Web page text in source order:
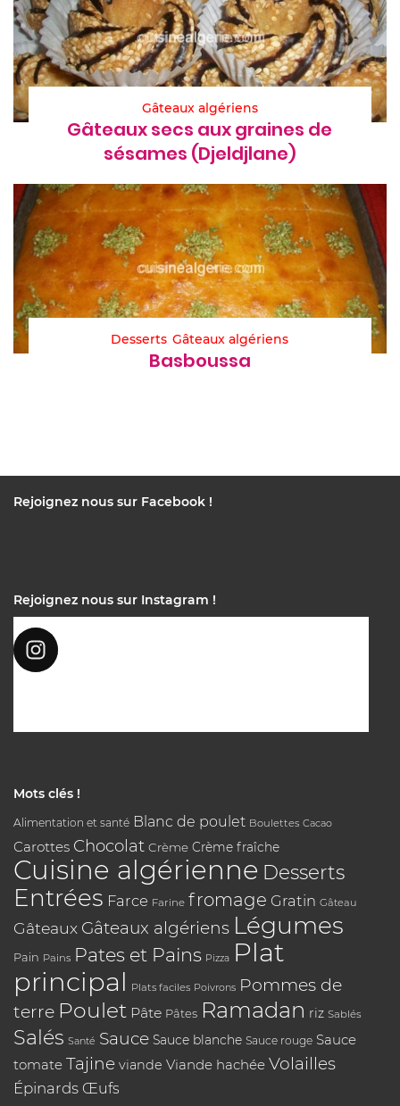
Gâteaux algériens
Gâteaux secs aux graines de
sésames (Djeldjlane)
Desserts Gâteaux algériens
Basboussa
Rejoignez nous sur Facebook !
Rejoignez nous sur Instagram !
Mots clés !
Alimentation et santé Blanc de poulet Boulettes Cacao
Carottes Chocolat Crème Crème fraîche
Cuisine algérienne Desserts
Entrées Farce Farine fromage Gratin Gâteau
Gâteaux Gâteaux algériens Légumes
Pain Pains Pates et Pains Pizza Plat
principal Plats faciles Poivrons Pommes de
terre Poulet Pâte Pâtes Ramadan riz Sablés
Salés Santé Sauce Sauce blanche Sauce rouge Sauce
tomate Tajine viande Viande hachée Volailles
Épinards Œufs